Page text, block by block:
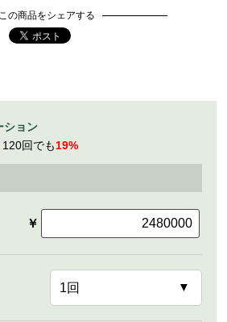
この商品をシェアする
ション
120回でも19%
￥